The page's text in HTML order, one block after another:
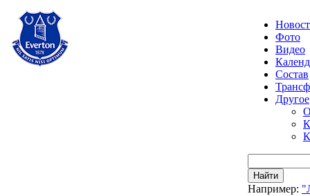
Фото
Видео
Состав
Другое
Найти
Например: